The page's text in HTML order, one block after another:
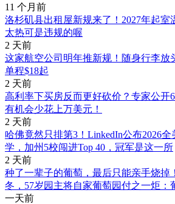
11 个月前
洛杉矶县出租屋新规来了！2027年起室
太热可是违规的喔
2 天前
这家航空公司明年推新规！随身行李放
单程$18起
2 天前
高利率下买房反而更好砍价？专家公开
有机会少花上万美元！
2 天前
哈佛竟然只排第3！LinkedIn公布2026
学，加州5校闯进Top 40，冠军是这一所
2 天前
种了一辈子的葡萄，最后只能亲手烧掉
冬，57岁园主将自家葡萄园付之一炬：
一天前